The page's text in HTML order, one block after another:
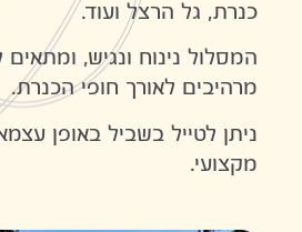
כנרת, גל הרצל ועוד.
המסלול נינוח ונגיש, ומתאים
מרהיבים לאורך חופי הכנרת.
ניתן לטייל בשביל באופן עצמאי
מקצועי.